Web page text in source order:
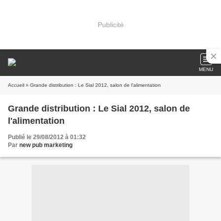
Publicité
MENU
Accueil » Grande distribution : Le Sial 2012, salon de l'alimentation
Grande distribution : Le Sial 2012, salon de
l'alimentation
Publié le 29/08/2012 à 01:32
Par new pub marketing